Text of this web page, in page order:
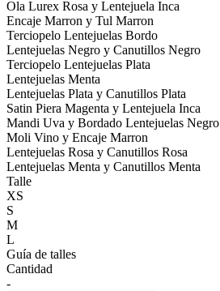
Ola Lurex Rosa y Lentejuela Inca
Encaje Marron y Tul Marron
Terciopelo Lentejuelas Bordo
Lentejuelas Negro y Canutillos Negro
Terciopelo Lentejuelas Plata
Lentejuelas Menta
Lentejuelas Plata y Canutillos Plata
Satin Piera Magenta y Lentejuela Inca
Mandi Uva y Bordado Lentejuelas Negro
Moli Vino y Encaje Marron
Lentejuelas Rosa y Canutillos Rosa
Lentejuelas Menta y Canutillos Menta
Talle
XS
S
M
L
Guía de talles
Cantidad
-